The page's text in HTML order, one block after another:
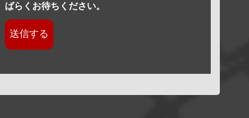
ばらくお待ちください。